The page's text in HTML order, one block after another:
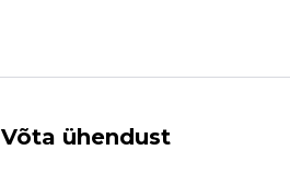
Võta ühendust